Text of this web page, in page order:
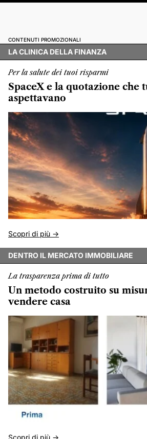
CONTENUTI PROMOZIONALI
LA CLINICA DELLA FINANZA
Per la salute dei tuoi risparmi
SpaceX e la quotazione che
aspettavano
Scopri di più ->
DENTRO IL MERCATO IMMOBILIARE
La trasparenza prima di tutto
Un metodo costruito su
vendere casa